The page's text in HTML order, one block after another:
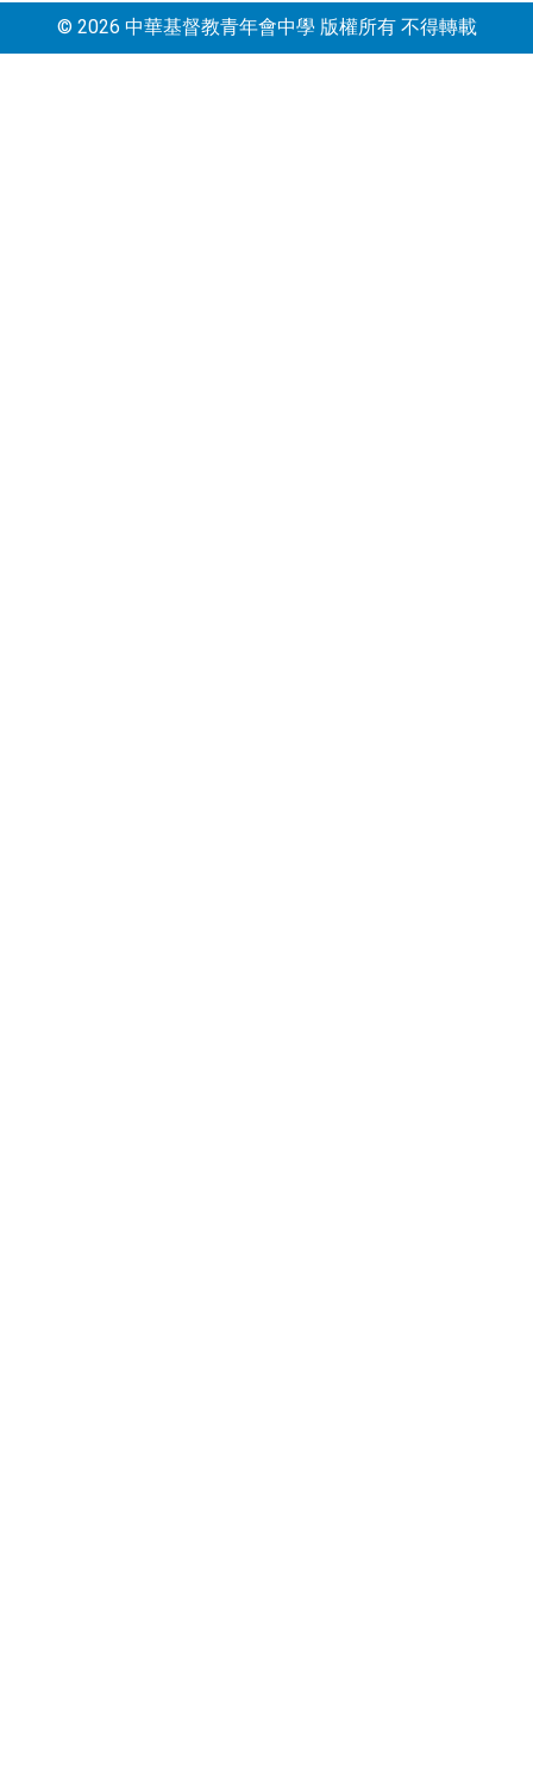
© 2026 中華基督教青年會中學 版權所有 不得轉載